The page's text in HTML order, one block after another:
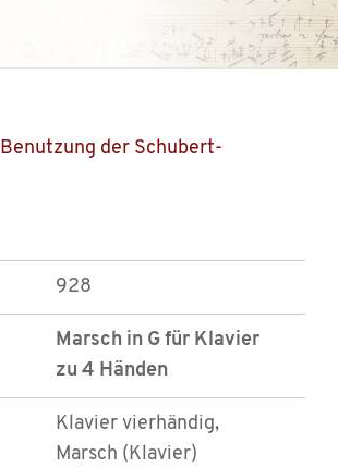
der Schubert-
928
Marsch in G für Klavier
zu 4 Händen
Klavier vierhändig,
Marsch (Klavier)